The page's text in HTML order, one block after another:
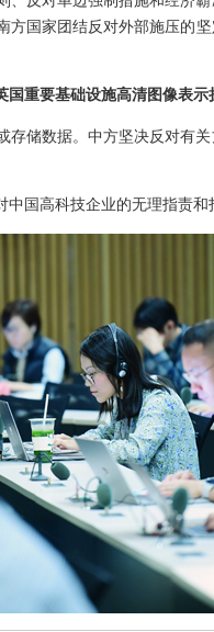
国家团结反对外部施压的
重要基础设施高清图像表示
储数据。中方坚决反对有
国高科技企业的无理指责和